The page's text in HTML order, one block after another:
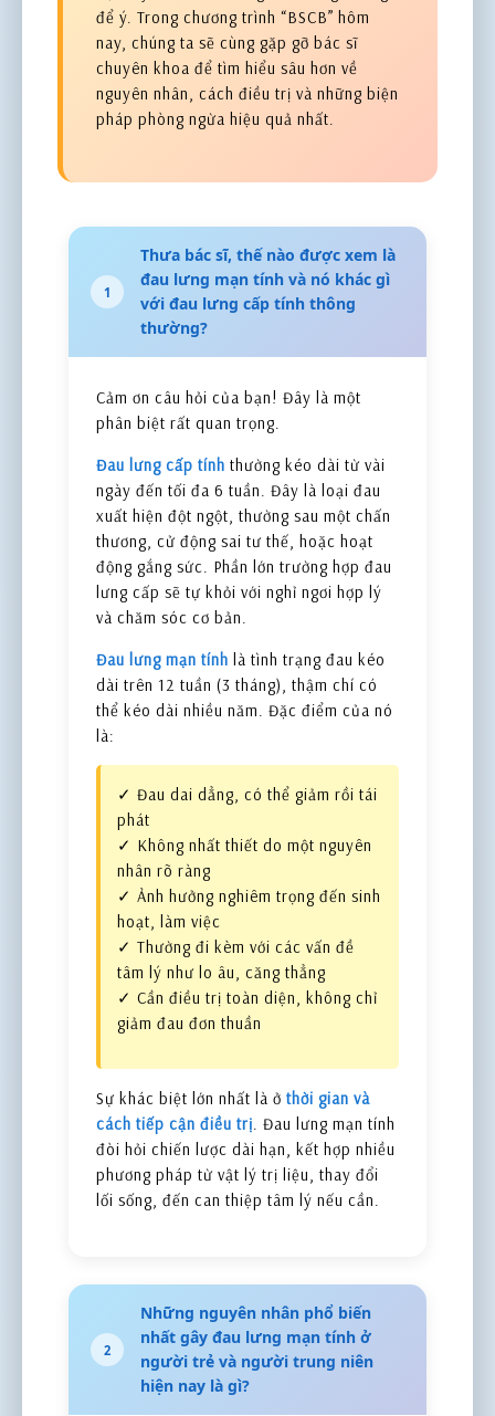
để ý. Trong chương trình “BSCB” hôm
nay, chúng ta sẽ cùng gặp gỡ bác sĩ
chuyên khoa để tìm hiểu sâu hơn về
nguyên nhân, cách điều trị và những biện
pháp phòng ngừa hiệu quả nhất.
1
Thưa bác sĩ, thế nào được xem là
đau lưng mạn tính và nó khác gì
với đau lưng cấp tính thông
thường?
Cảm ơn câu hỏi của bạn! Đây là một
phân biệt rất quan trọng.
Đau lưng cấp tính thường kéo dài từ vài
ngày đến tối đa 6 tuần. Đây là loại đau
xuất hiện đột ngột, thường sau một chấn
thương, cử động sai tư thế, hoặc hoạt
động gắng sức. Phần lớn trường hợp đau
lưng cấp sẽ tự khỏi với nghỉ ngơi hợp lý
và chăm sóc cơ bản.
Đau lưng mạn tính là tình trạng đau kéo
dài trên 12 tuần (3 tháng), thậm chí có
thể kéo dài nhiều năm. Đặc điểm của nó
là:
✓ Đau dai dẳng, có thể giảm rồi tái
phát
✓ Không nhất thiết do một nguyên
nhân rõ ràng
✓ Ảnh hưởng nghiêm trọng đến sinh
hoạt, làm việc
✓ Thường đi kèm với các vấn đề
tâm lý như lo âu, căng thẳng
✓ Cần điều trị toàn diện, không chỉ
giảm đau đơn thuần
Sự khác biệt lớn nhất là ở thời gian và
cách tiếp cận điều trị. Đau lưng mạn tính
đòi hỏi chiến lược dài hạn, kết hợp nhiều
phương pháp từ vật lý trị liệu, thay đổi
lối sống, đến can thiệp tâm lý nếu cần.
2
Những nguyên nhân phổ biến
nhất gây đau lưng mạn tính ở
người trẻ và người trung niên
hiện nay là gì?